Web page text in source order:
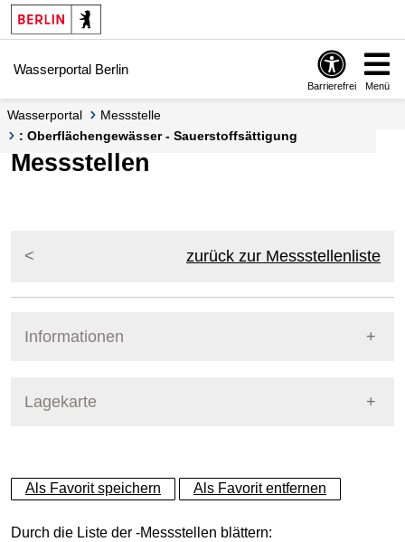
Springe zur Navigation
Springe zum Inhalt
Wasserportal Berlin
Barrierefrei Menü
Wasserportal
Messstelle
: Oberflächengewässer - Sauerstoffsättigung
Messstellen
zurück zur Messstellenliste
Informationen
Lagekarte
+
−
Als Favorit speichern Als Favorit entfernen
Durch die Liste der -Messstellen blättern: